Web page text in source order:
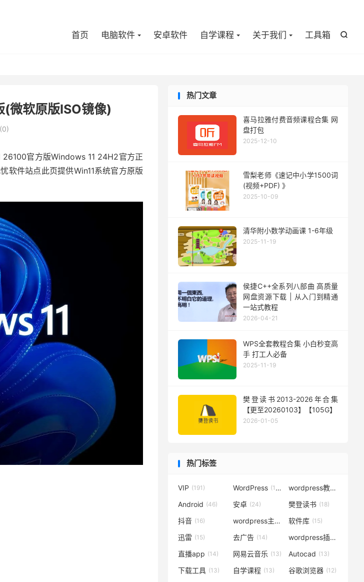

首页 电脑软件 安卓软件 自学课程 关于我们 工具箱
微软原版ISO镜像)
0)
26100官方版Windows 11 24H2官方正
软件站点此页提供Win11系统官方原版
热门文章
喜马拉雅付费音频课程合集 网
盘打包
2025-12-10
雪梨老师《速记中小学1500词
(视频+PDF) 》
2025-10-09
清华附小数学动画课 1-6年级
2025-11-19
侯捷C++全系列八部曲 高质量
网盘资源下载 | 从入门到精通
一站式教程
2026-04-21
WPS全套教程合集 小白秒变高
手 打工人必备
2025-11-19
樊登读书2013-2026年合集
【更至20260103】【105G】
2026-01-05
热门标签
VIP (191) WordPress (119) wordpress教程
Android (46) 安卓 (24) 樊登读书 (18)
抖音 (16) wordpress主题 (15)
软件库 (15)
迅雷 (15) 去广告 (14) wordpress插件
直播app (14) 网易云音乐 (13) Autocad (13)
下载工具 (13) 自学课程 (13) 谷歌浏览器 (12)